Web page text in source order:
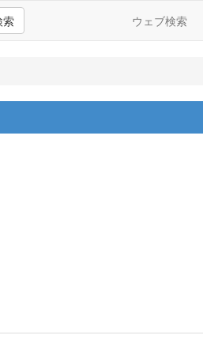
索 ウェブ検索